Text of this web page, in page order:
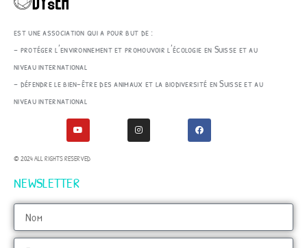
est une association qui a pour but de :
– protéger l’environnement et promouvoir l’écologie en Suisse et au
niveau international
– défendre le bien-être des animaux et la biodiversité en Suisse et au
niveau international
© 2024 ALL RIGHTS RESERVED
NEWSLETTER